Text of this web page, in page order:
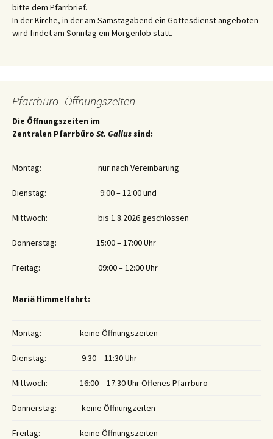
bitte dem Pfarrbrief.
In der Kirche, in der am Samstagabend ein Gottesdienst angeboten
wird findet am Sonntag ein Morgenlob statt.
Pfarrbüro- Öffnungszeiten
Die Öffnungszeiten im
Zentralen Pfarrbüro St. Gallus sind:
Montag: nur nach Vereinbarung
Dienstag: 9:00 – 12:00 und
Mittwoch: bis 1.8.2026 geschlossen
Donnerstag: 15:00 – 17:00 Uhr
Freitag: 09:00 – 12:00 Uhr
Mariä Himmelfahrt:
Montag: keine Öffnungszeiten
Dienstag: 9:30 – 11:30 Uhr
Mittwoch: 16:00 – 17:30 Uhr Offenes Pfarrbüro
Donnerstag: keine Öffnungzeiten
Freitag: keine Öffnungszeiten